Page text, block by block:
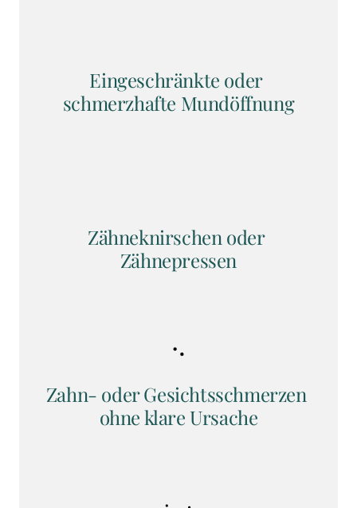
Eingeschränkte oder
schmerzhafte Mundöffnung
Zähneknirschen oder
Zähnepressen
Zahn- oder Gesichtsschmerzen
ohne klare Ursache